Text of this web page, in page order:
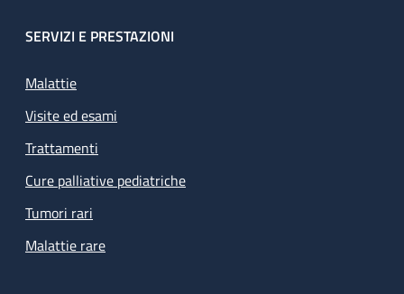
SERVIZI E PRESTAZIONI
Malattie
Visite ed esami
Trattamenti
Cure palliative pediatriche
Tumori rari
Malattie rare